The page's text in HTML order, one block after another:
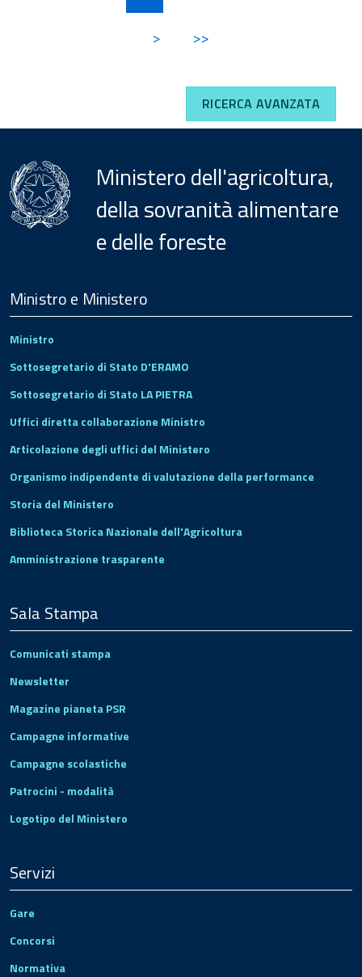
> >>
RICERCA AVANZATA
Ministero dell'agricoltura,
della sovranità alimentare
e delle foreste
Footer
Ministro e Ministero
Ministro
Sottosegretario di Stato D'ERAMO
Sottosegretario di Stato LA PIETRA
Uffici diretta collaborazione Ministro
Articolazione degli uffici del Ministero
Organismo indipendente di valutazione della performance
Storia del Ministero
Biblioteca Storica Nazionale dell'Agricoltura
Amministrazione trasparente
Sala Stampa
Comunicati stampa
Newsletter
Magazine pianeta PSR
Campagne informative
Campagne scolastiche
Patrocini - modalità
Logotipo del Ministero
Servizi
Gare
Concorsi
Normativa